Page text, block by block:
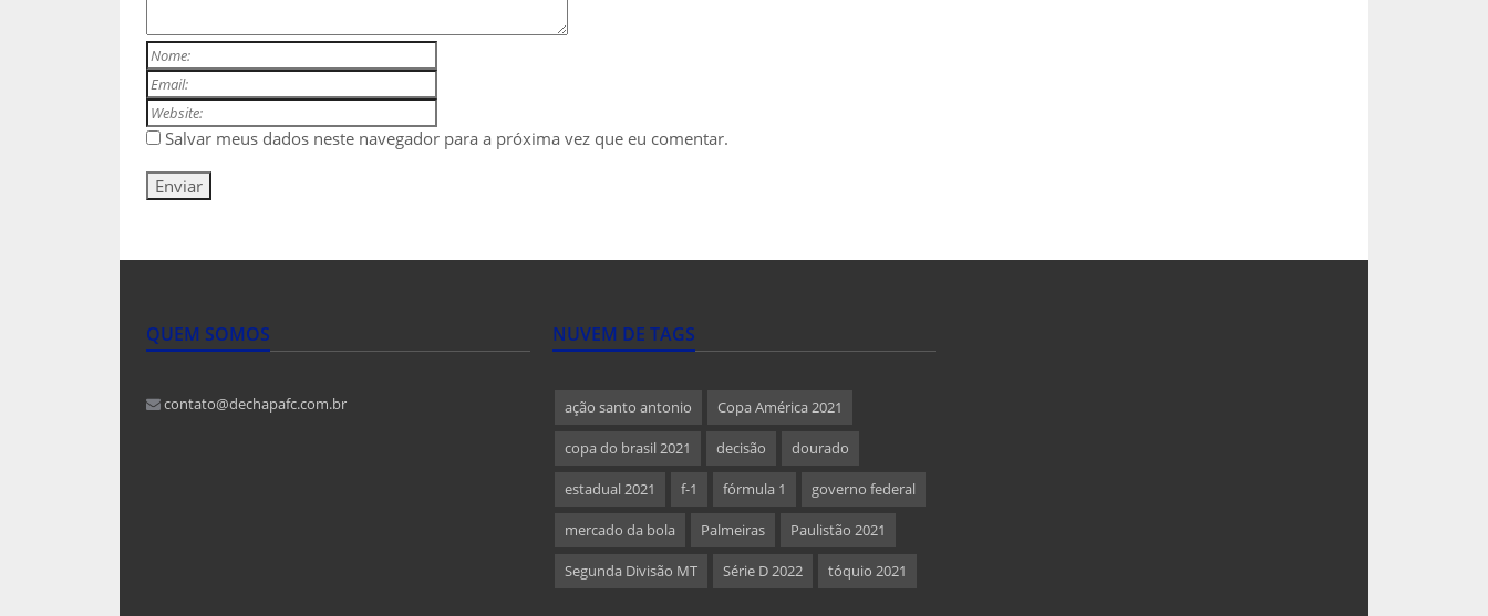
Salvar meus dados neste navegador para a próxima vez que eu comentar.
QUEM SOMOS
contato@dechapafc.com.br
NUVEM DE TAGS
ação santo antonio Copa América 2021
copa do brasil 2021 decisão dourado
estadual 2021 f-1 fórmula 1 governo federal
mercado da bola Palmeiras Paulistão 2021
Segunda Divisão MT Série D 2022 tóquio 2021